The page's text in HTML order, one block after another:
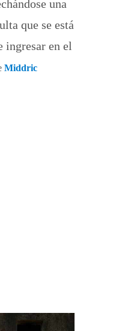
una
que se está
ingresar en el
Middric